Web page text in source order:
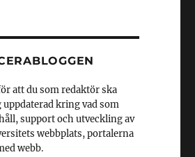
att du som redaktör ska
kring vad som
support och utveckling av
webbplats, portalerna
webb.